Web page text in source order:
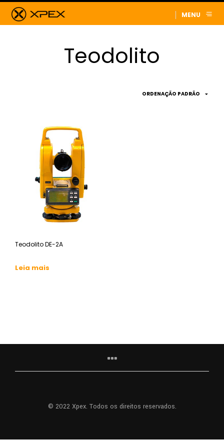
MENU
Teodolito
Teodolito DE-2A
Leia mais
© 2022 Xpex. Todos os direitos reservados.